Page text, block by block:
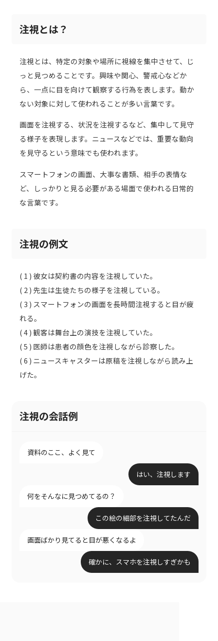
注視とは？
注視とは、特定の対象や場所に視線を集中させて、じ
っと見つめることです。興味や関心、警戒心などか
ら、一点に目を向けて観察する行為を表します。動か
ない対象に対して使われることが多い言葉です。
画面を注視する、状況を注視するなど、集中して見守
る様子を表現します。ニュースなどでは、重要な動向
を見守るという意味でも使われます。
スマートフォンの画面、大事な書類、相手の表情な
ど、しっかりと見る必要がある場面で使われる日常的
な言葉です。
注視の例文
( 1 ) 彼女は契約書の内容を注視していた。
( 2 ) 先生は生徒たちの様子を注視している。
( 3 ) スマートフォンの画面を長時間注視すると目が疲
れる。
( 4 ) 観客は舞台上の演技を注視していた。
( 5 ) 医師は患者の顔色を注視しながら診察した。
( 6 ) ニュースキャスターは原稿を注視しながら読み上
げた。
注視の会話例
資料のここ、よく見て
はい、注視します
何をそんなに見つめてるの？
この絵の細部を注視してたんだ
画面ばかり見てると目が悪くなるよ
確かに、スマホを注視しすぎかも